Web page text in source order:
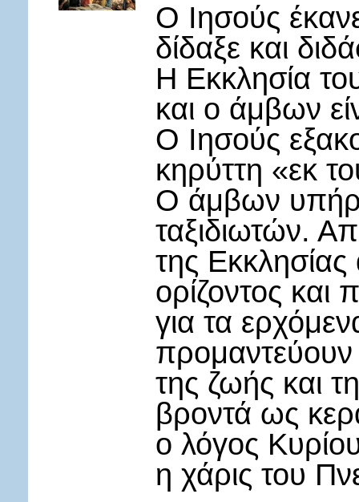
Ο Ιησούς
δίδαξε και
Η Εκκλησία
και ο άμβων
Ο Ιησούς
κηρύττη «εκ
Ο άμβων
ταξιδιωτών.
της Εκκλησίας
ορίζοντος και
για τα
προμαντεύουν
της ζωής και
βροντά ως
ο λόγος
η χάρις του